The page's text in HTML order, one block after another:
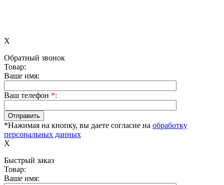
X
Обратный звонок
Товар:
Ваше имя:
Ваш телефон *:
*Нажимая на кнопку, вы даете согласие на обработку
персональных данных
X
Быстрый заказ
Товар:
Ваше имя: